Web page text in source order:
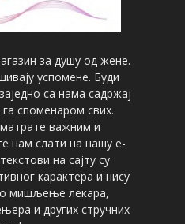
за душу од жене.
успомене. Буди
са нама садржај
споменаром свих.
важним и
нам слати на нашу е-
на сајту су
карактера и нису
мишљење лекара,
и других стручних